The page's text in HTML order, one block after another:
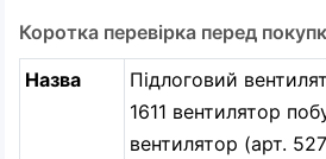
Коротка перевірка перед
Назва
Підлоговий
1611 вентилятор
вентилятор (арт.